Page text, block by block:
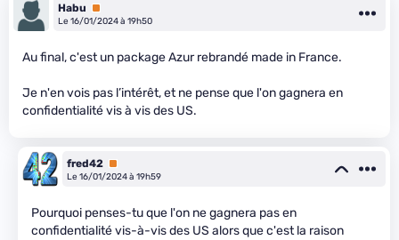
Habu
Premium
Le 16/01/2024 à 19h50
Au final, c'est un package Azur rebrandé made in France.
Je n'en vois pas l’intérêt, et ne pense que l'on gagnera en
confidentialité vis à vis des US.
fred42 Premium
Le 16/01/2024 à 19h59
Pourquoi penses-tu que l'on ne gagnera pas en
confidentialité vis-à-vis des US alors que c'est la raison